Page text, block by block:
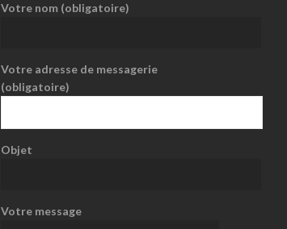
Votre nom (obligatoire)
Votre adresse de messagerie
(obligatoire)
Objet
Votre message